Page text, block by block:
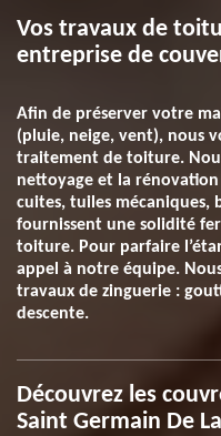
Vos travaux de
entreprise de
Afin de préserver votre
(pluie, neige, vent), nous
traitement de toiture.
nettoyage et la
cuites, tuiles mécaniques,
fournissent une solidité
toiture. Pour parfaire
appel à notre équipe.
travaux de zinguerie :
descente.
Découvrez les
Saint Germain De